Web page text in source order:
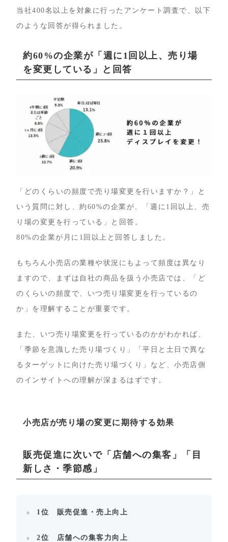
当社400名以上を対象に行ったアンケート調査で、以下
のような回答が得られました。
約60%の企業が「週に1回以上、売り場
を変更している」と回答
「どのくらいの頻度で売り場変更を行いますか？」と
いう質問に対し、約60%の企業が、「週に1回以上、売
り場の変更を行っている」と回答。
80%の企業が月に1回以上と回答しました。
もちろん小売店の業種や状況にもよって頻度は異なり
ますので、まずは自社の商品を扱う小売店では、「ど
のくらいの頻度で、いつ売り場変更を行っているの
か」を理解することが重要です。
また、いつ売り場変更を行っているのかがわかれば、
「季節を意識した売り場づくり」「平日と土日で異な
るターゲットに向けた売り場づくり」など、小売店側
のインサイトへの理解が深まるはずです。
小売店が売り場の変更に期待する効果
販売促進に次いで「店舗への集客」「目
新しさ・季節感」
1位 販売促進・売上向上
2位 店舗への集客力向上